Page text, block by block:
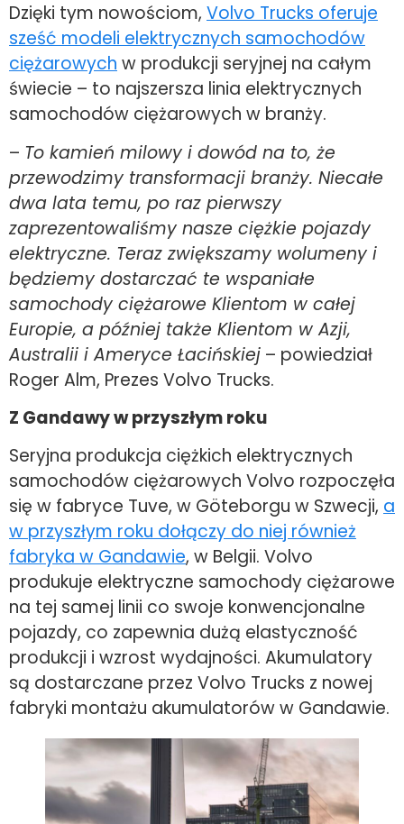
Dzięki tym nowościom, Volvo Trucks oferuje
sześć modeli elektrycznych samochodów
ciężarowych w produkcji seryjnej na całym
świecie – to najszersza linia elektrycznych
samochodów ciężarowych w branży.
– To kamień milowy i dowód na to, że
przewodzimy transformacji branży. Niecałe
dwa lata temu, po raz pierwszy
zaprezentowaliśmy nasze ciężkie pojazdy
elektryczne. Teraz zwiększamy wolumeny i
będziemy dostarczać te wspaniałe
samochody ciężarowe Klientom w całej
Europie, a później także Klientom w Azji,
Australii i Ameryce Łacińskiej – powiedział
Roger Alm, Prezes Volvo Trucks.
Z Gandawy w przyszłym roku
Seryjna produkcja ciężkich elektrycznych
samochodów ciężarowych Volvo rozpoczęła
się w fabryce Tuve, w Göteborgu w Szwecji, a
w przyszłym roku dołączy do niej również
fabryka w Gandawie, w Belgii. Volvo
produkuje elektryczne samochody ciężarowe
na tej samej linii co swoje konwencjonalne
pojazdy, co zapewnia dużą elastyczność
produkcji i wzrost wydajności. Akumulatory
są dostarczane przez Volvo Trucks z nowej
fabryki montażu akumulatorów w Gandawie.